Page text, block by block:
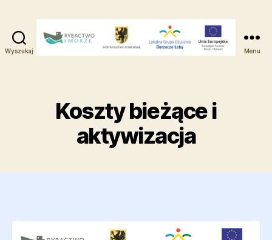
Wyszukaj
Dorzecze
Łeby
Menu
Koszty bieżące i
aktywizacja